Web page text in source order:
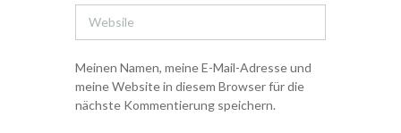
Meinen Namen, meine E-Mail-Adresse und
meine Website in diesem Browser für die
nächste Kommentierung speichern.